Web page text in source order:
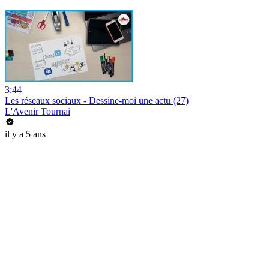
3:44
Les réseaux sociaux - Dessine-moi une actu (27)
L'Avenir Tournai
il y a 5 ans